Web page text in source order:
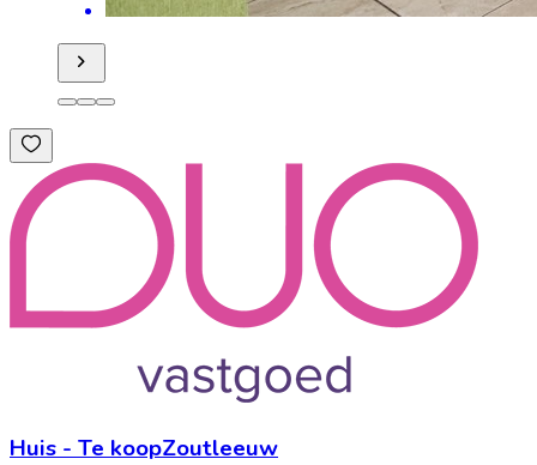
Huis - Te koopZoutleeuw